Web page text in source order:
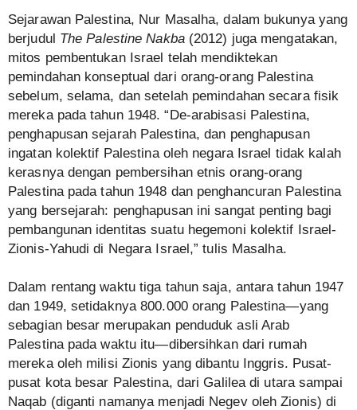
Sejarawan Palestina, Nur Masalha, dalam bukunya yang
berjudul The Palestine Nakba(2012) juga mengatakan,
mitos pembentukan Israel telah mendiktekan
pemindahan konseptual dari orang-orang Palestina
sebelum, selama, dan setelah pemindahan secara fisik
mereka pada tahun 1948. “De-arabisasi Palestina,
penghapusan sejarah Palestina, dan penghapusan
ingatan kolektif Palestina oleh negara Israel tidak kalah
kerasnya dengan pembersihan etnis orang-orang
Palestina pada tahun 1948 dan penghancuran Palestina
yang bersejarah: penghapusan ini sangat penting bagi
pembangunan identitas suatu hegemoni kolektif Israel-
Zionis-Yahudi di Negara Israel,” tulis Masalha.
Dalam rentang waktu tiga tahun saja, antara tahun 1947
dan 1949, setidaknya 800.000 orang Palestina—yang
sebagian besar merupakan penduduk asli Arab
Palestina pada waktu itu—dibersihkan dari rumah
mereka oleh milisi Zionis yang dibantu Inggris. Pusat-
pusat kota besar Palestina, dari Galilea di utara sampai
Naqab (diganti namanya menjadi Negev oleh Zionis) di